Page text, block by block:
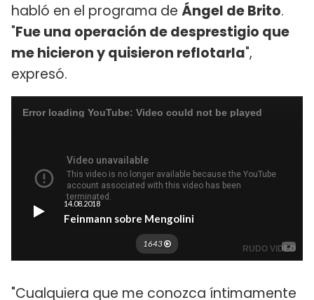
habló en el programa de Ángel de Brito.
"Fue una operación de desprestigio que
me hicieron y quisieron reflotarla",
expresó.
"Cualquiera que me conozca íntimamente